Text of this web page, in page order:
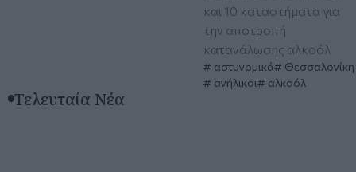
και 10 καταστήματα για
την αποτροπή
κατανάλωσης αλκοόλ
αστυνομικά
Θεσσαλονίκη
ανήλικοι
αλκοόλ
Τελευταία Νέα